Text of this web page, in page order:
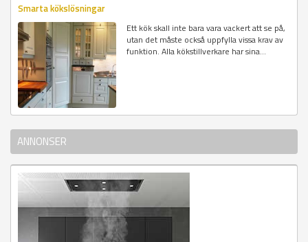
Smarta kökslösningar
Ett kök skall inte bara vara vackert att se på,
utan det måste också uppfylla vissa krav av
funktion. Alla kökstillverkare har sina...
ANNONSER